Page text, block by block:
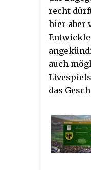
recht
hier aber
auch
das